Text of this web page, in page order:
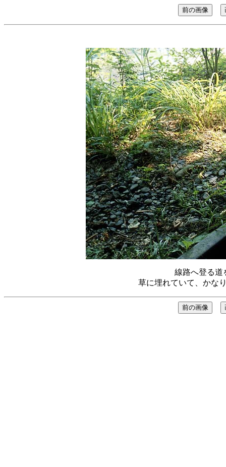
線路へ登る道
草に埋れていて、かな